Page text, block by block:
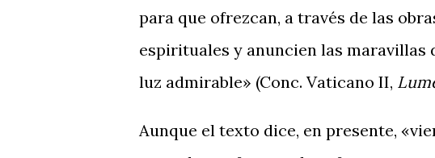
para que ofrezcan, a través de las
espirituales y anuncien las maravillas
luz admirable» (Conc. Vaticano II,
Aunque el texto dice, en presente,